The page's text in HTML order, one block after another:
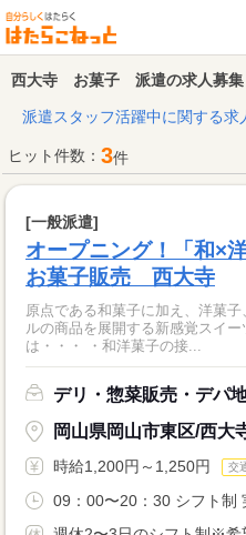
西大寺 お菓子 派遣の求人募集
派遣スタッフ活躍中に関する求
ヒット件数： 3件
[一般派遣]
オープニング！「和×
お菓子販売 西大寺
原点である和菓子に加え、洋菓
ルの商品を展開する新感覚スイーツシ
は・・・ ・和洋菓子の接...
デリ・惣菜販売・デパ
岡山県岡山市東区/西大
時給1,200円～1,250円 交
09：00〜20：30 シフト制